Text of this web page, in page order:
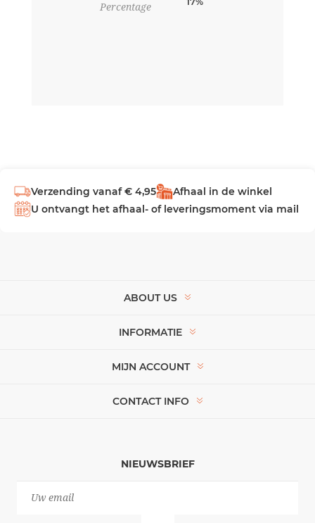
Percentage
Verzending vanaf € 4,95
Afhaal in de winkel
U ontvangt het afhaal- of leveringsmoment via mail
ABOUT US
INFORMATIE
MIJN ACCOUNT
CONTACT INFO
NIEUWSBRIEF